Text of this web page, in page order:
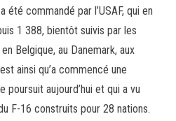
commandé par l’USAF, qui en
1 388, bientôt suivis par les
Belgique, au Danemark, aux
ainsi qu’a commencé une
poursuit aujourd’hui et qui a vu
F-16 construits pour 28 nations.